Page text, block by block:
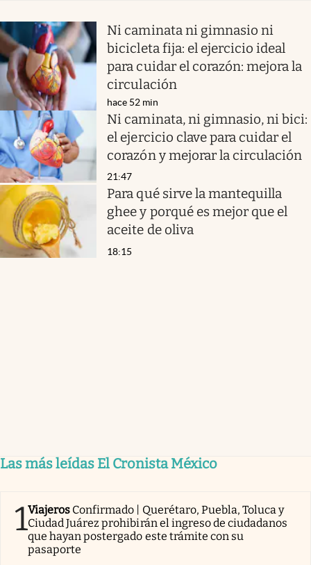
Ni caminata ni gimnasio ni
bicicleta fija: el ejercicio ideal
para cuidar el corazón: mejora la
circulación
hace 52 min
Ni caminata, ni gimnasio, ni bici:
el ejercicio clave para cuidar el
corazón y mejorar la circulación
21:47
Para qué sirve la mantequilla
ghee y porqué es mejor que el
aceite de oliva
18:15
Las más leídas El Cronista México
1Viajeros Confirmado | Querétaro, Puebla, Toluca y
Ciudad Juárez prohibirán el ingreso de ciudadanos
que hayan postergado este trámite con su
pasaporte